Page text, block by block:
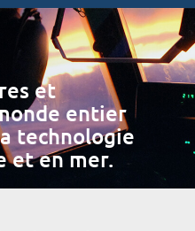
et
entier
technologie
et en mer.